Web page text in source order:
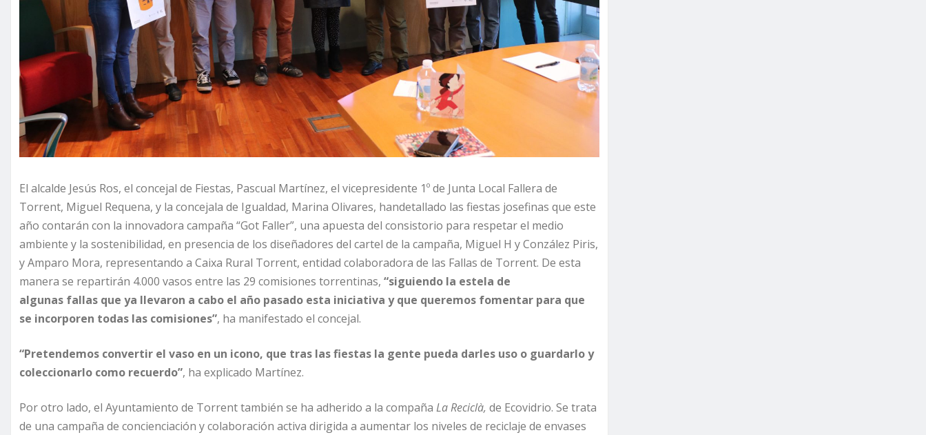
El alcalde Jesús Ros, el concejal de Fiestas, Pascual Martínez, el vicepresidente 1º de Junta Local Fallera de
Torrent, Miguel Requena, y la concejala de Igualdad, Marina Olivares, handetallado las fiestas josefinas que este
año contarán con la innovadora campaña “Got Faller”, una apuesta del consistorio para respetar el medio
ambiente y la sostenibilidad, en presencia de los diseñadores del cartel de la campaña, Miguel H y Conzález Piris,
y Amparo Mora, representando a Caixa Rural Torrent, entidad colaboradora de las Fallas de Torrent. De esta
manera se repartirán 4.000 vasos entre las 29 comisiones torrentinas, “siguiendo la estela de
algunas fallas que ya llevaron a cabo el año pasado esta iniciativa y que queremos fomentar para que
se incorporen todas las comisiones”, ha manifestado el concejal.
“Pretendemos convertir el vaso en un icono, que tras las fiestas la gente pueda darles uso o guardarlo y
coleccionarlo como recuerdo”, ha explicado Martínez.
Por otro lado, el Ayuntamiento de Torrent también se ha adherido a la compaña La Reciclà, de Ecovidrio. Se trata
de una campaña de concienciación y colaboración activa dirigida a aumentar los niveles de reciclaje de envases